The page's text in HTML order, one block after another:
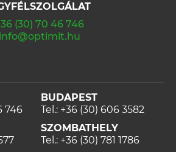
(30) 70 46 746
info@optimit.hu
746
BUDAPEST
Tel.: +36 (30) 606 3582
SZOMBATHELY
Tel.: +36 (30) 781 1786